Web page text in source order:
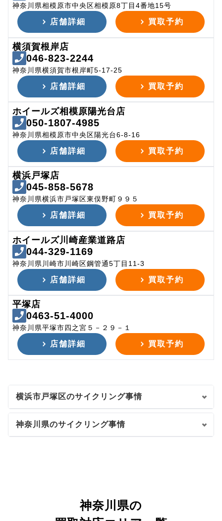
神奈川県相模原市中央区相模原8丁目4番地15号
店舗詳細 買取予約
横須賀根岸店
046-823-2244
神奈川県横須賀市根岸町5-17-25
店舗詳細 買取予約
ホイールズ相模原陽光台店
050-1807-4985
神奈川県相模原市中央区陽光台6-8-16
店舗詳細 買取予約
横浜戸塚店
045-858-5678
神奈川県横浜市戸塚区東俣野町９９５
店舗詳細 買取予約
ホイールズ川崎産業道路店
044-329-1169
神奈川県川崎市川崎区鋼管通5丁目11-3
店舗詳細 買取予約
平塚店
0463-51-4000
神奈川県平塚市四之宮５－２９－１
店舗詳細 買取予約
横浜市戸塚区のサイクリング事情
神奈川県のサイクリング事情
神奈川県の